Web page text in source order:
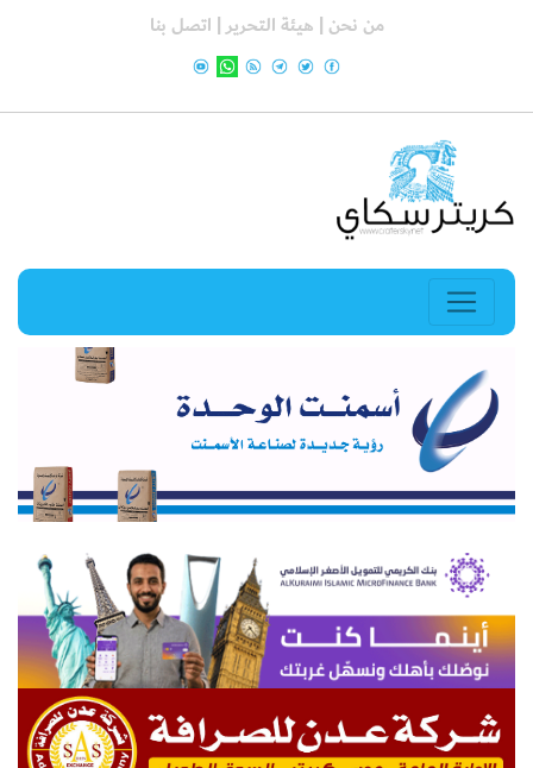
من نحن | هيئة التحرير | اتصل بنا